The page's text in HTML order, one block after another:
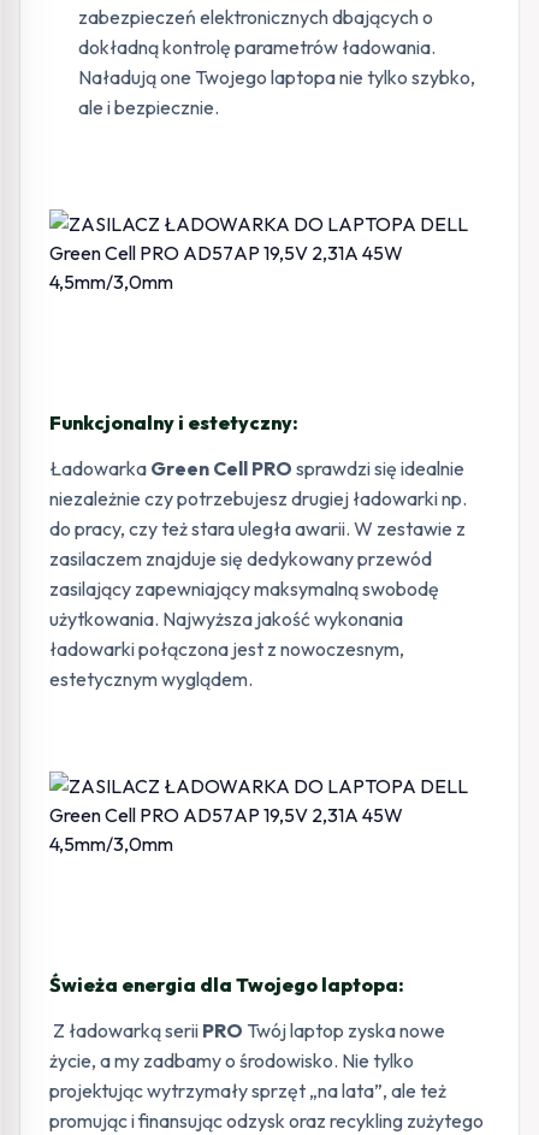
zabezpieczeń elektronicznych dbających o
dokładną kontrolę parametrów ładowania.
Naładują one Twojego laptopa nie tylko szybko,
ale i bezpiecznie.
Funkcjonalny i estetyczny:
Ładowarka Green Cell PRO sprawdzi się idealnie
niezależnie czy potrzebujesz drugiej ładowarki np.
do pracy, czy też stara uległa awarii. W zestawie z
zasilaczem znajduje się dedykowany przewód
zasilający zapewniający maksymalną swobodę
użytkowania. Najwyższa jakość wykonania
ładowarki połączona jest z nowoczesnym,
estetycznym wyglądem.
Świeża energia dla Twojego laptopa:
Z ładowarką serii PRO Twój laptop zyska nowe
życie, a my zadbamy o środowisko. Nie tylko
projektując wytrzymały sprzęt „na lata”, ale też
promując i finansując odzysk oraz recykling zużytego